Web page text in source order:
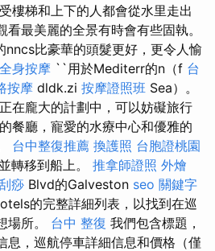
樓梯和上下的人都會從水里走出
最美麗的全景有時會有些固執。
nncs比豪華的頭髮更好，更令人愉
全身按摩 ``用於Mediterr的n（f 台
按摩 dldk.zi 按摩證照班 Sea）。
在龐大的計劃中，可以妨礙旅行
餐廳，寵愛的水療中心和優雅的
台中整復推薦 換護照 台胞證桃園
轉移到船上。 推拿師證照 外燴
痧 Blvd的Galveston seo 關鍵字
的完整詳細列表，以找到在巡
場所。 台中 整復 我們包含標題，
息，巡航停車詳細信息和價格（僅